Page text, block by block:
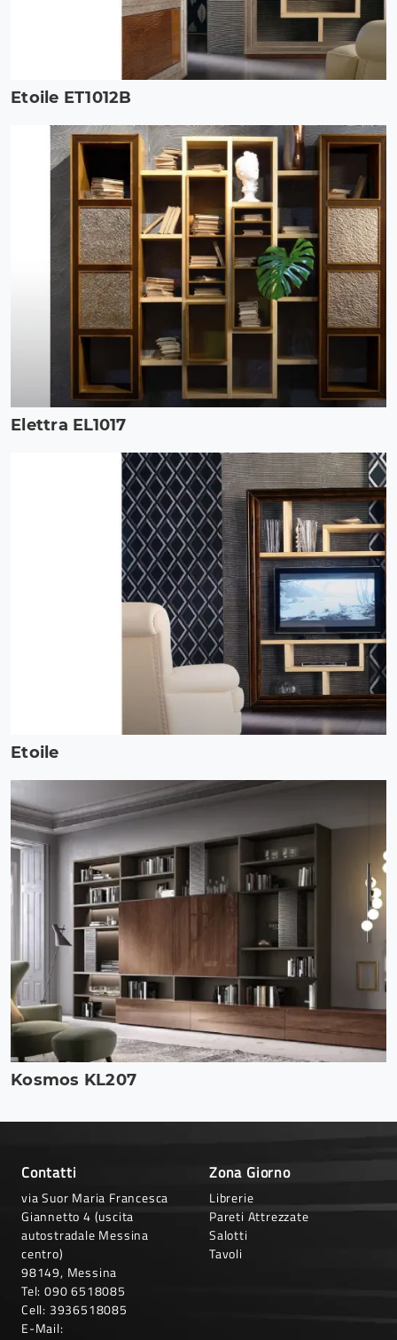
Etoile ET1012B
Elettra EL1017
Etoile
Kosmos KL207
Contatti
via Suor Maria Francesca
Giannetto 4 (uscita
autostradale Messina
centro)
98149, Messina
Tel: 090 6518085
Cell: 3936518085
E-Mail:
Zona Giorno
Librerie
Pareti Attrezzate
Salotti
Tavoli